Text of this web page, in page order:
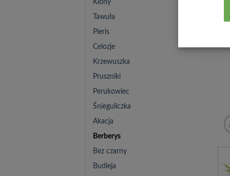
Klony
Tawuła
Pieris
Celozje
Krzewuszka
Pruszniki
Perukowiec
Śnieguliczka
Akacja
Berberys
Bez czarny
Budleja